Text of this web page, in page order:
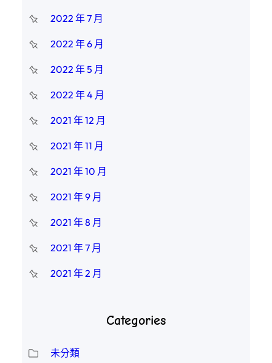
2022 年 7 月
2022 年 6 月
2022 年 5 月
2022 年 4 月
2021 年 12 月
2021 年 11 月
2021 年 10 月
2021 年 9 月
2021 年 8 月
2021 年 7 月
2021 年 2 月
Categories
未分類